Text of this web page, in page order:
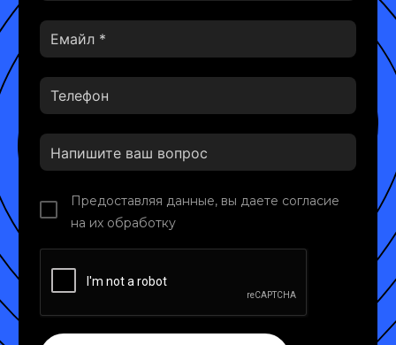
Предоставляя данные, вы даете согласие
на их обработку